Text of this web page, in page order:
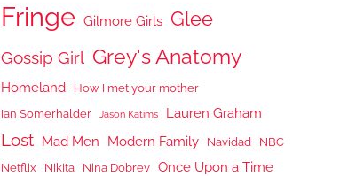
Fringe Gilmore Girls Glee
Gossip Girl Grey's Anatomy
Homeland
How I met your mother
Ian Somerhalder
Jason Katims Lauren Graham
Lost Mad Men Modern Family Navidad
NBC
Netflix
Nikita Nina Dobrev Once Upon a Time